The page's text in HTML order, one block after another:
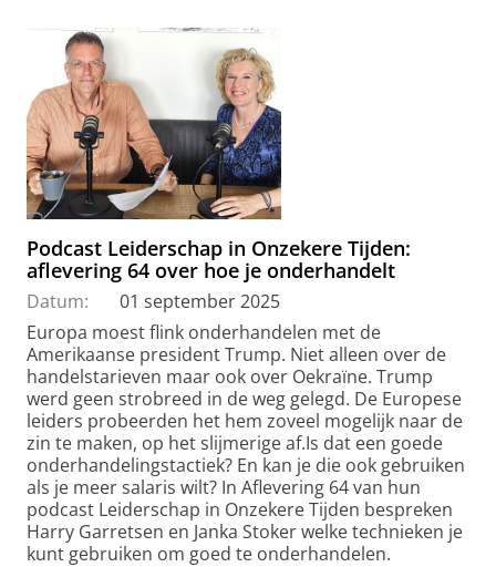
Podcast Leiderschap in Onzekere Tijden:
aflevering 64 over hoe je onderhandelt
Datum:
01 september 2025
Europa moest flink onderhandelen met de
Amerikaanse president Trump. Niet alleen over de
handelstarieven maar ook over Oekraïne. Trump
werd geen strobreed in de weg gelegd. De Europese
leiders probeerden het hem zoveel mogelijk naar de
zin te maken, op het slijmerige af.Is dat een goede
onderhandelingstactiek? En kan je die ook gebruiken
als je meer salaris wilt? In Aflevering 64 van hun
podcast Leiderschap in Onzekere Tijden bespreken
Harry Garretsen en Janka Stoker welke technieken je
kunt gebruiken om goed te onderhandelen.